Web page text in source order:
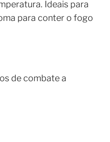
Ideais para
para conter o fogo
de combate a